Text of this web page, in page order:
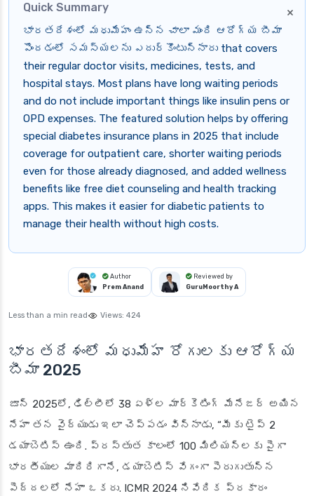
×
Quick Summary
భారతదేశంలో మధుమేహం ఉన్న చాలా మంది ఆరోగ్య బీమా
పొందడంలో సమస్యలను ఎదుర్కొంటున్నారు that covers
their regular doctor visits, medicines, tests, and
hospital stays. Most plans have long waiting periods
and do not include important things like insulin pens or
OPD expenses. The featured solution helps by offering
special diabetes insurance plans in 2025 that include
coverage for outpatient care, shorter waiting periods
even for those already diagnosed, and added wellness
benefits like free diet counseling and health tracking
apps. This makes it easier for diabetic patients to
manage their health without high costs.
Author
Prem Anand
Reviewed by
GuruMoorthy A
Less than a min read Views: 424
భారతదేశంలో మధుమేహ రోగులకు ఆరోగ్య
బీమా 2025
జూన్ 2025లో, ఢిల్లీలో 38 ఏళ్ల మార్కెటింగ్ మేనేజర్ అయిన
నేహా తన వైద్యుడు ఇలా చెప్పడం విన్నాడు, “మీకు టైప్ 2
డయాబెటిస్ ఉంది. ప్రస్తుత కాలంలో 100 మిలియన్లకు పైగా
భారతీయుల మాదిరిగానే, డయాబెటిస్ వేగంగా పెరుగుతున్న
పెద్దలలో నేహా ఒకరు. ICMR 2024 నివేదిక ప్రకారం